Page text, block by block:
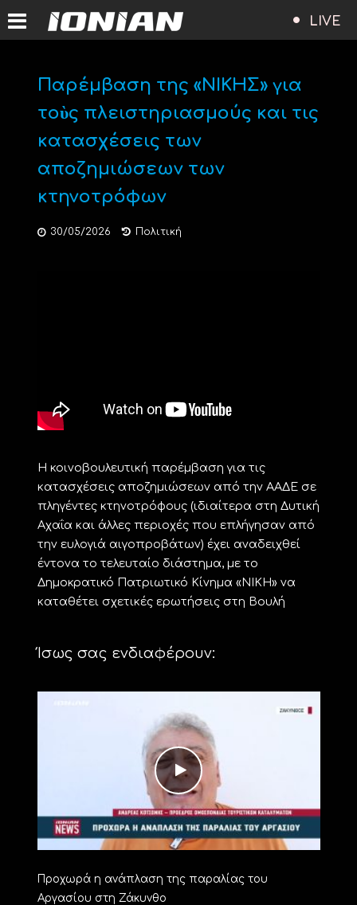
LIVE
Παρέμβαση της «ΝΙΚΗΣ» για
τοὺς πλειστηριασμούς και τις
κατασχέσεις των
αποζημιώσεων των
κτηνοτρόφων
30/05/2026 Πολιτική
Η κοινοβουλευτική παρέμβαση για τις
κατασχέσεις αποζημιώσεων από την ΑΑΔΕ σε
πληγέντες κτηνοτρόφους (ιδιαίτερα στη Δυτική
Αχαΐα και άλλες περιοχές που επλήγησαν από
την ευλογιά αιγοπροβάτων) έχει αναδειχθεί
έντονα το τελευταίο διάστημα, με το
Δημοκρατικό Πατριωτικό Κίνημα «ΝΙΚΗ» να
καταθέτει σχετικές ερωτήσεις στη Βουλή
Ίσως σας ενδιαφέρουν:
Προχωρά η ανάπλαση της παραλίας του
Αργασίου στη Ζάκυνθο